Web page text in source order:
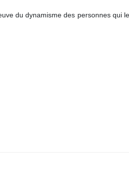
du dynamisme des personnes qui